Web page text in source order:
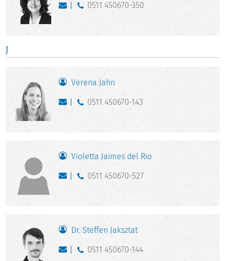
0511 450670-350
J
Verena Jahn
0511 450670-143
Violetta Jaimes del Rio
0511 450670-527
Dr. Steffen Jaksztat
0511 450670-144